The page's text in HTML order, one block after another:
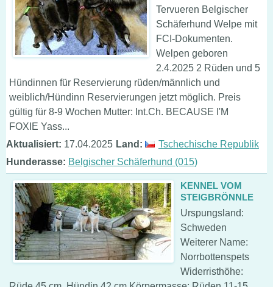
Tervueren Belgischer
Schäferhund Welpe mit
FCI-Dokumenten.
Welpen geboren
2.4.2025 2 Rüden und 5
Hündinnen für Reservierung rüden/männlich und
weiblich/Hündinn Reservierungen jetzt möglich. Preis
gültig für 8-9 Wochen Mutter: Int.Ch. BECAUSE I'M
FOXIE Yass...
Aktualisiert: 17.04.2025 Land:
Tschechische Republik
Hunderasse: Belgischer Schäferhund (015)
KENNEL VOM
STEIGBRÖNNLE
Urspungsland:
Schweden
Weiterer Name:
Norrbottenspets
Widerristhöhe: